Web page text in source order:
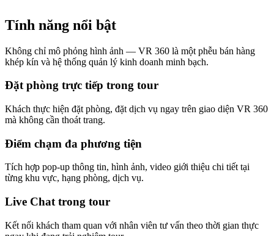
Tính năng nổi bật
Không chỉ mô phỏng hình ảnh — VR 360 là một phễu bán hàng
khép kín và hệ thống quản lý kinh doanh minh bạch.
Đặt phòng trực tiếp trong tour
Khách thực hiện đặt phòng, đặt dịch vụ ngay trên giao diện VR 360
mà không cần thoát trang.
Điểm chạm đa phương tiện
Tích hợp pop-up thông tin, hình ảnh, video giới thiệu chi tiết tại
từng khu vực, hạng phòng, dịch vụ.
Live Chat trong tour
Kết nối khách tham quan với nhân viên tư vấn theo thời gian thực